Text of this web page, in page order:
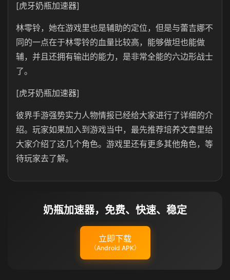
[虎牙奶瓶加速器]
林零铃，她在游戏里也是辅助的定位，但是与蕾吉娜不
同的一点在于林零铃的血量比较高，能够做坦也能做
辅，并且还拥有输出的能力，是非常全能的六边形战士
了。
[虎牙奶瓶加速器]
彼界手游强势实力人物情报已经给大家进行了详细的介
绍。玩家如果加入到游戏当中，最先推荐培养文章里给
大家介绍了这几个角色。游戏里还有更多其他角色，等
待玩家去了解。
奶瓶加速器，免费、快速、稳定
立即下载
（Android APK）